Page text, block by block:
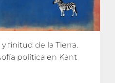
finitud de la Tierra.
política en Kant